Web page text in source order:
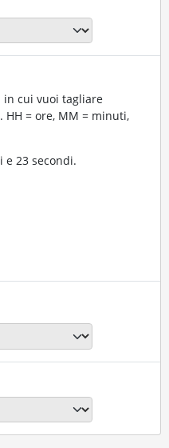
cui vuoi tagliare
HH = ore, MM = minuti,
e 23 secondi.